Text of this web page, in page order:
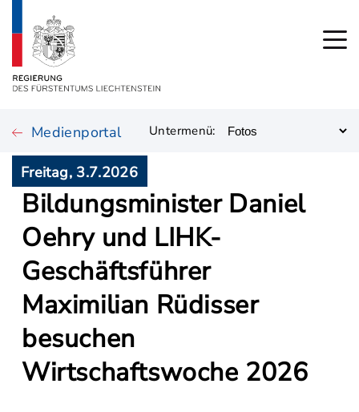
Medienportal Untermenü:
Freitag, 3.7.2026
Bildungsminister Daniel
Oehry und LIHK-
Geschäftsführer
Maximilian Rüdisser
besuchen
Wirtschaftswoche 2026